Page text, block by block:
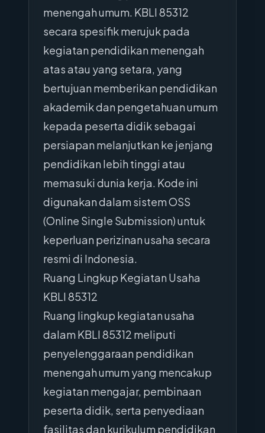
menengah umum. KBLI 85312
secara spesifik merujuk pada
kegiatan pendidikan menengah
atas atau yang setara, yang
bertujuan memberikan pendidikan
akademik dan pengetahuan umum
kepada peserta didik sebagai
persiapan melanjutkan ke jenjang
pendidikan lebih tinggi atau
memasuki dunia kerja. Kode ini
digunakan dalam sistem OSS
(Online Single Submission) untuk
keperluan perizinan usaha secara
resmi di Indonesia.
Ruang Lingkup Kegiatan Usaha
KBLI 85312
Ruang lingkup kegiatan usaha
dalam KBLI 85312 meliputi
penyelenggaraan pendidikan
menengah umum yang mencakup
kegiatan mengajar, pembinaan
peserta didik, serta penyediaan
fasilitas dan kurikulum pendidikan